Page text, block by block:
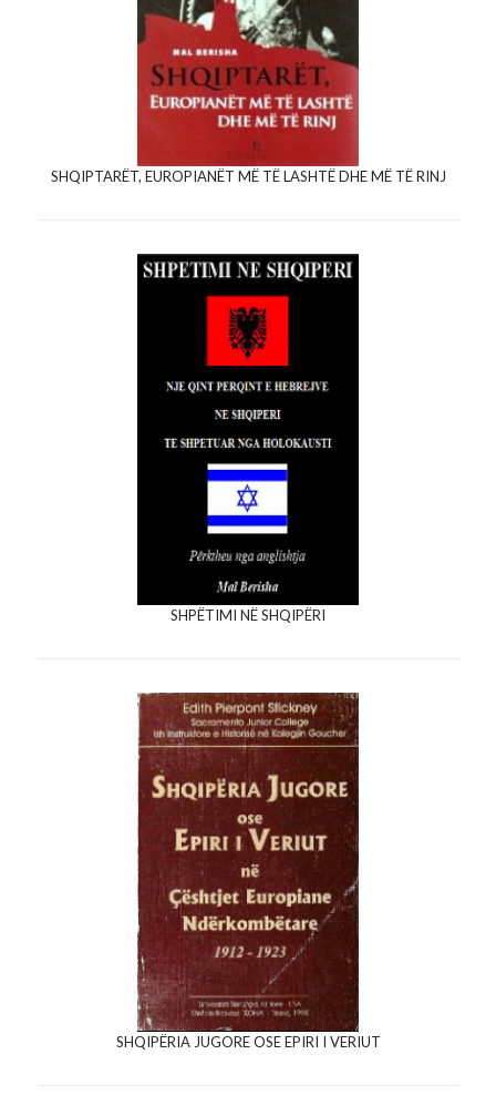
SHQIPTARËT, EUROPIANËT MË TË LASHTË DHE MË TË RINJ
SHPËTIMI NË SHQIPËRI
SHQIPËRIA JUGORE OSE EPIRI I VERIUT